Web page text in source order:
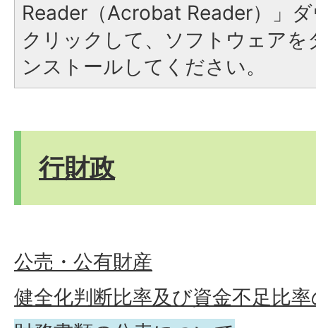
Reader（Acrobat Reader）」
クリックして、ソフトウェア
ンストールしてください。
行財政
公売・公有財産
健全化判断比率及び資金不足比